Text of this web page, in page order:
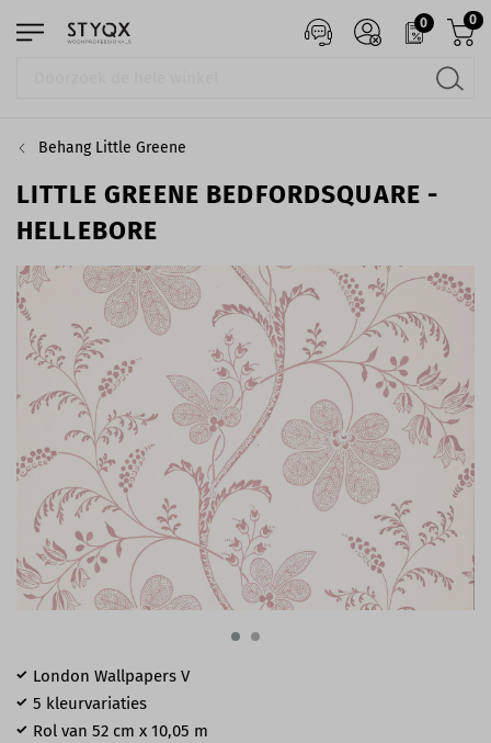
0 0
Behang Little Greene
LITTLE GREENE BEDFORDSQUARE -
HELLEBORE
London Wallpapers V
5 kleurvariaties
Rol van 52 cm x 10,05 m